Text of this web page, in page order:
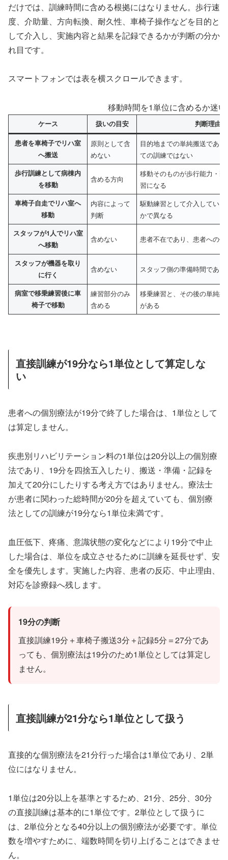
だけでは、訓練時間に含める根拠にはなりません。歩行速
度、介助量、方向転換、耐久性、車椅子操作などを目的と
して介入し、実施内容と結果を記録できるかが判断の分か
れ目です。
スマートフォンでは表を横スクロールできます。
移動時間を1単位に含めるか迷
ケース 扱いの目安 判断理由
患者を車椅子でリハ室
へ搬送
原則として含
めない
目的地までの単純搬送であ
ての訓練ではない
歩行訓練として病棟内
を移動
含める方向
移動そのものが歩行能力・
習になる
車椅子自走でリハ室へ
移動
内容によって
判断
駆動練習として介入してい
かで異なる
スタッフが1人でリハ室
へ移動
含めない 患者不在であり、患者への
スタッフが機器を取り
に行く
含めない スタッフ側の準備時間である
病室で移乗練習後に車
椅子で移動
練習部分のみ
含める
移乗練習と、その後の単純
がある
直接訓練が19分なら1単位として算定しな
い
患者への個別療法が19分で終了した場合は、1単位として
は算定しません。
疾患別リハビリテーション料の1単位は20分以上の個別療
法であり、19分を四捨五入したり、搬送・準備・記録を
加えて20分にしたりする考え方ではありません。療法士
が患者に関わった総時間が20分を超えていても、個別療
法としての訓練が19分なら1単位未満です。
血圧低下、疼痛、意識状態の変化などにより19分で中止
した場合は、単位を成立させるために訓練を延長せず、安
全を優先します。実施した内容、患者の反応、中止理由、
対応を診療録へ残します。
19分の判断
直接訓練19分＋車椅子搬送3分＋記録5分＝27分であ
っても、個別療法は19分のため1単位としては算定し
ません。
直接訓練が21分なら1単位として扱う
直接的な個別療法を21分行った場合は1単位であり、2単
位にはなりません。
1単位は20分以上を基準とするため、21分、25分、30分
の直接訓練は基本的に1単位です。2単位として扱うに
は、2単位分となる40分以上の個別療法が必要です。単位
数を増やすために、端数時間を切り上げることはできませ
ん。